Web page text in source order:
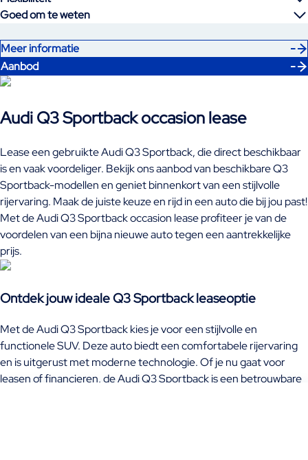
Goed om te weten
Meer informatie
Aanbod
Audi Q3 Sportback occasion lease
Lease een gebruikte Audi Q3 Sportback, die direct beschikbaar
is en vaak voordeliger. Bekijk ons aanbod van beschikbare Q3
Sportback-modellen en geniet binnenkort van een stijlvolle
rijervaring. Maak de juiste keuze en rijd in een auto die bij jou past!
Met de Audi Q3 Sportback occasion lease profiteer je van de
voordelen van een bijna nieuwe auto tegen een aantrekkelijke
prijs.
Ontdek jouw ideale Q3 Sportback leaseoptie
Met de Audi Q3 Sportback kies je voor een stijlvolle en
functionele SUV. Deze auto biedt een comfortabele rijervaring
en is uitgerust met moderne technologie. Of je nu gaat voor
leasen of financieren, de Audi Q3 Sportback is een betrouwbare